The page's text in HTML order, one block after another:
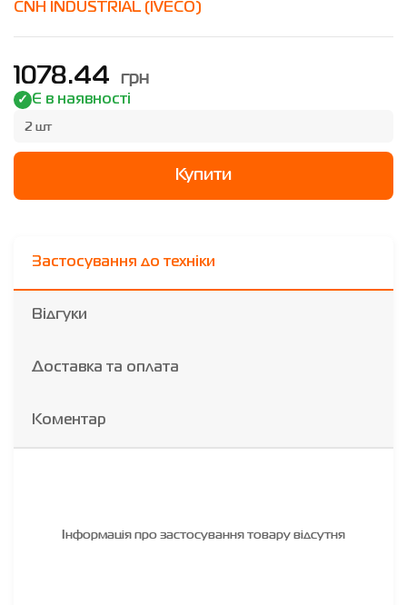
CNH INDUSTRIAL (IVECO)
1078.44 грн
Є в наявності
2 шт
Купити
Застосування до техніки
Відгуки
Доставка та оплата
Коментар
Інформація про застосування товару відсутня